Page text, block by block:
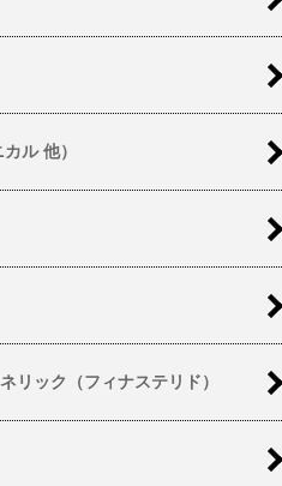
ル 他）
リック（フィナステリド）